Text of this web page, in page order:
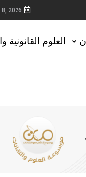
8, 2026
العلوم القانونية